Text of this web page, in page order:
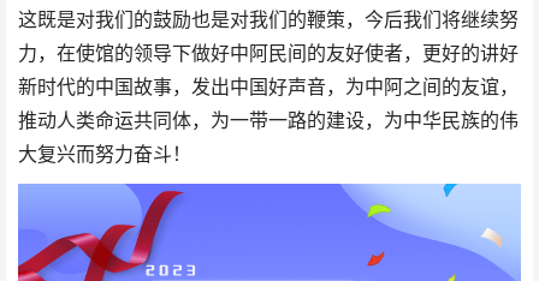
这既是对我们的鼓励也是对我们的鞭策，今后我们将继续努
力，在使馆的领导下做好中阿民间的友好使者，更好的讲好
新时代的中国故事，发出中国好声音，为中阿之间的友谊，
推动人类命运共同体，为一带一路的建设，为中华民族的伟
大复兴而努力奋斗！